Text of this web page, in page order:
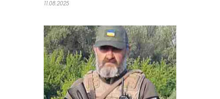
11.08.2025